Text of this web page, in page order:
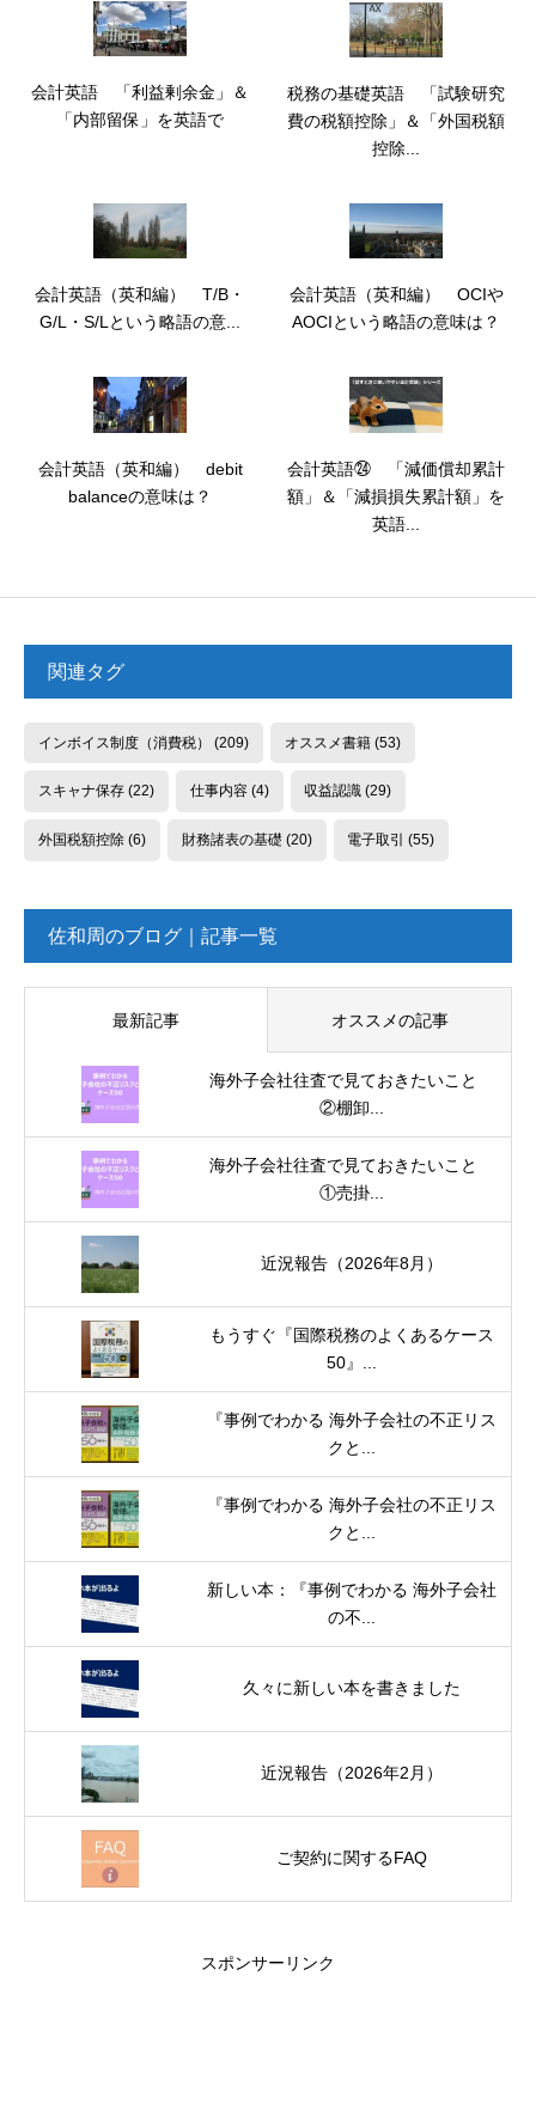
会計英語 「利益剰余金」＆
「内部留保」を英語で
税務の基礎英語 「試験研究
費の税額控除」＆「外国税額
控除...
会計英語（英和編） T/B・
G/L・S/Lという略語の意...
会計英語（英和編） OCIや
AOCIという略語の意味は？
会計英語（英和編） debit
balanceの意味は？
会計英語㉔ 「減価償却累計
額」＆「減損損失累計額」を
英語...
関連タグ
インボイス制度（消費税） (209) オススメ書籍(53)
スキャナ保存(22) 仕事内容(4) 収益認識 (29)
外国税額控除(6) 財務諸表の基礎 (20) 電子取引 (55)
佐和周のブログ｜記事一覧
最新記事 オススメの記事
海外子会社往査で見ておきたいこと
②棚卸...
海外子会社往査で見ておきたいこと
①売掛...
近況報告（2026年8月）
もうすぐ『国際税務のよくあるケース
50』...
『事例でわかる 海外子会社の不正リス
クと...
『事例でわかる 海外子会社の不正リス
クと...
新しい本：『事例でわかる 海外子会社
の不...
久々に新しい本を書きました
近況報告（2026年2月）
ご契約に関するFAQ
スポンサーリンク